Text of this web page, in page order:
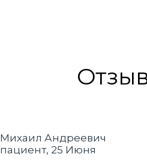
Михаил Андреевич
пациент, 25 Июня